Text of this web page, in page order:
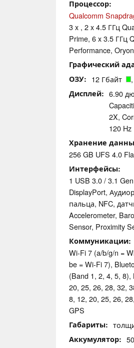
Процессор
Qualcomm
3 x , 2 x 4.5 ГГц
Prime, 6 x 3.5 ГГц
Performance,
Графический
ОЗУ 12 Гбайт
Дисплей
6.90
2X,
120 Hz
Хранение
256 GB UFS 4.0
Интерфейсы
1 USB 3.0 / 3.1
DisplayPort,
пальца, NFC,
Accelerometer,
Sensor, Proximity
Коммуникации
Wi-Fi 7 (a/b/g/n =
be = Wi-Fi 7),
(Band 1, 2, 4, 5, 8),
20, 25, 26, 28, 32,
8, 12, 20, 25, 26,
GPS
Габариты
Аккумулятор